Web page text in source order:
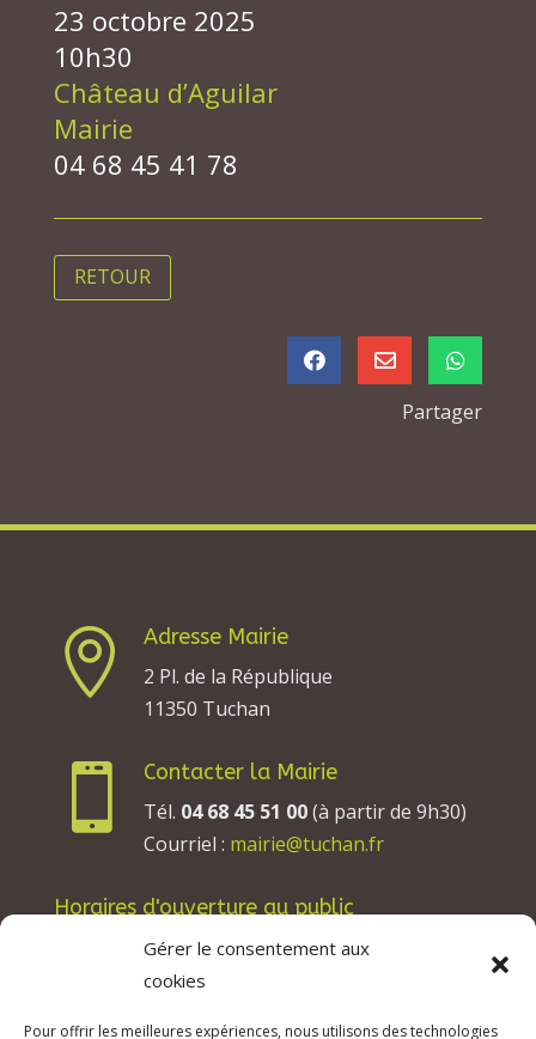
Gérer le consentement aux
cookies
Pour offrir les meilleures expériences, nous utilisons des technologies
23 octobre 2025
10h30
Château d’Aguilar
Mairie
04 68 45 41 78
RETOUR
  
Partager

Adresse Mairie
2 Pl. de la République
11350 Tuchan

Contacter la Mairie
Tél. 04 68 45 51 00(à partir de 9h30)
Courriel : mairie@tuchan.fr
Horaires d'ouverture au public
Les lundis, mardis et jeudis : de 8h à 12h et de
13h30 à 17h30.